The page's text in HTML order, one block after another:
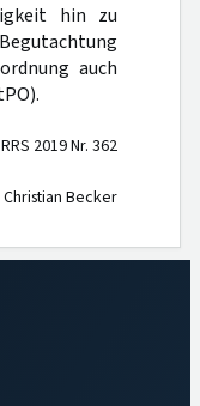
hin zu
auch
2019 Nr. 362
Christian Becker